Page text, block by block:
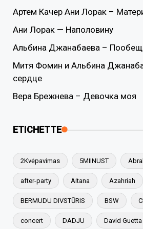
Артем Качер Ани Лорак –
Ани Лорак — Наполовину
Альбина Джанабаева –
Митя Фомин и Альбина
сердце
Вера Брежнева – Девочка моя
ETICHETTE
2Kvėpavimas 5MIINUST
after-party Aitana Azahriah
BERMUDU DIVSTŪRIS BSW
concert DADJU David Guetta